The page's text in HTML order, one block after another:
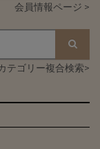
会員情報ページ >
テゴリー複合検索>